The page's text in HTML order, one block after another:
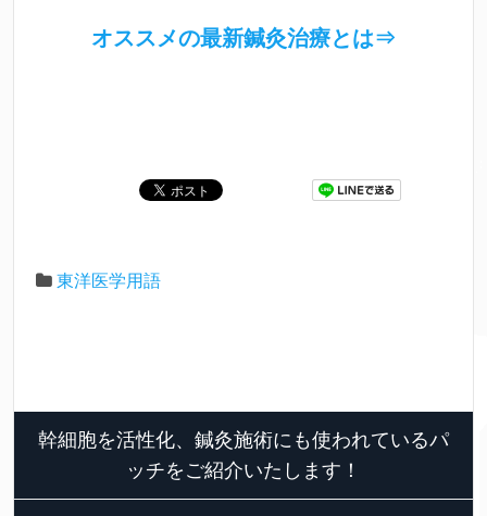
オススメの最新鍼灸治療とは⇒
東洋医学用語
幹細胞を活性化、鍼灸施術にも使われているパ
ッチをご紹介いたします！